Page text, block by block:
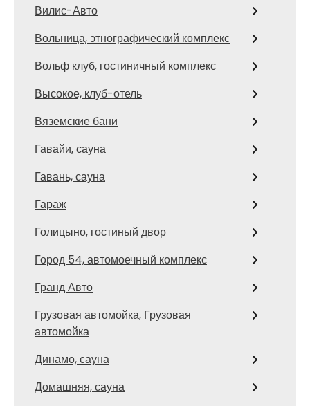
Вилис-Авто
Вольница, этнографический комплекс
Вольф клуб, гостиничный комплекс
Высокое, клуб-отель
Вяземские бани
Гавайи, сауна
Гавань, сауна
Гараж
Голицыно, гостиный двор
Город 54, автомоечный комплекс
Гранд Авто
Грузовая автомойка, Грузовая
автомойка
Динамо, сауна
Домашняя, сауна